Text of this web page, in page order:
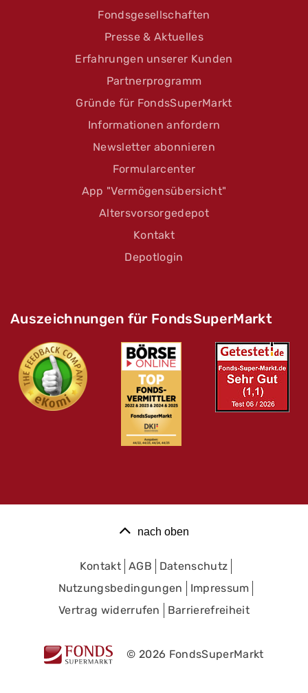
Fondsgesellschaften
Presse & Aktuelles
Erfahrungen unserer Kunden
Partnerprogramm
Gründe für FondsSuperMarkt
Informationen anfordern
Newsletter abonnieren
Formularcenter
App "Vermögensübersicht"
Altersvorsorgedepot
Kontakt
Depotlogin
Auszeichnungen für FondsSuperMarkt
nach oben
Kontakt AGB
Datenschutz
Nutzungsbedingungen
Impressum
Vertrag widerrufen
Barrierefreiheit
© 2026 FondsSuperMarkt